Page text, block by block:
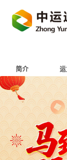
简介 运